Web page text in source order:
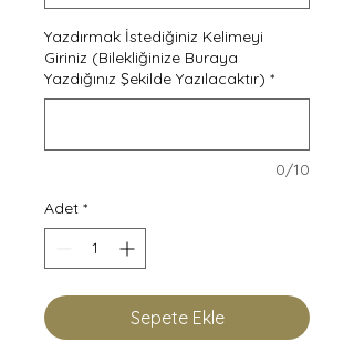
Yazdırmak İstediğiniz Kelimeyi
Giriniz (Bilekliğinize Buraya
Yazdığınız Şekilde Yazılacaktır) *
0/10
Adet *
Sepete Ekle